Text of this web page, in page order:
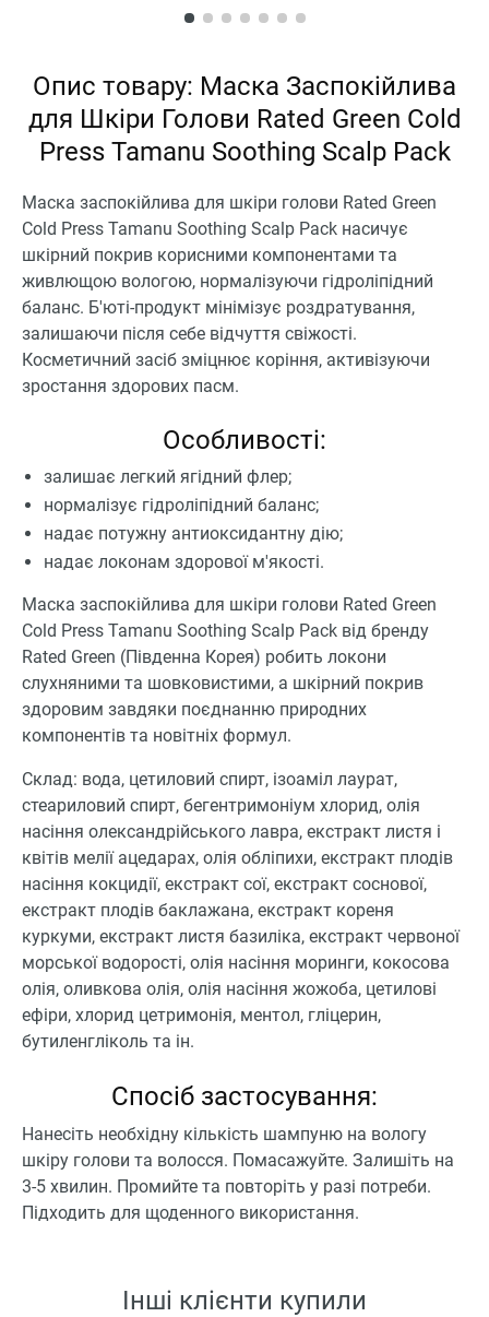
Опис товару: Маска Заспокійлива
для Шкіри Голови Rated Green Cold
Press Tamanu Soothing Scalp Pack
Маска заспокійлива для шкіри голови Rated Green
Cold Press Tamanu Soothing Scalp Pack насичує
шкірний покрив корисними компонентами та
живлющою вологою, нормалізуючи гідроліпідний
баланс. Б'юті-продукт мінімізує роздратування,
залишаючи після себе відчуття свіжості.
Косметичний засіб зміцнює коріння, активізуючи
зростання здорових пасм.
Особливості:
залишає легкий ягідний флер;
нормалізує гідроліпідний баланс;
надає потужну антиоксидантну дію;
надає локонам здорової м'якості.
Маска заспокійлива для шкіри голови Rated Green
Cold Press Tamanu Soothing Scalp Pack від бренду
Rated Green (Південна Корея) робить локони
слухняними та шовковистими, а шкірний покрив
здоровим завдяки поєднанню природних
компонентів та новітніх формул.
Склад: вода, цетиловий спирт, ізоаміл лаурат,
стеариловий спирт, бегентримоніум хлорид, олія
насіння олександрійського лавра, екстракт листя і
квітів мелії ацедарах, олія обліпихи, екстракт плодів
насіння кокцидії, екстракт сої, екстракт соснової,
екстракт плодів баклажана, екстракт кореня
куркуми, екстракт листя базиліка, екстракт червоної
морської водорості, олія насіння моринги, кокосова
олія, оливкова олія, олія насіння жожоба, цетилові
ефіри, хлорид цетримонія, ментол, гліцерин,
бутиленгліколь та ін.
Спосіб застосування:
Нанесіть необхідну кількість шампуню на вологу
шкіру голови та волосся. Помасажуйте. Залишіть на
3-5 хвилин. Промийте та повторіть у разі потреби.
Підходить для щоденного використання.
Інші клієнти купили